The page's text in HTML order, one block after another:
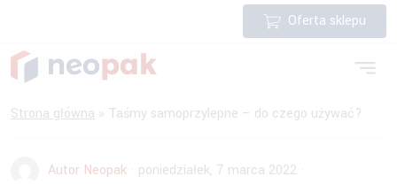
Oferta sklepu
Strona główna » Taśmy samoprzylepne – do czego używać?
Autor Neopak · poniedziałek, 7 marca 2022 ·